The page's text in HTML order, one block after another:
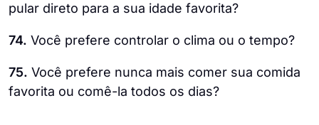
pular direto para a sua idade favorita?
74. Você prefere controlar o clima ou o tempo?
75. Você prefere nunca mais comer sua comida
favorita ou comê-la todos os dias?